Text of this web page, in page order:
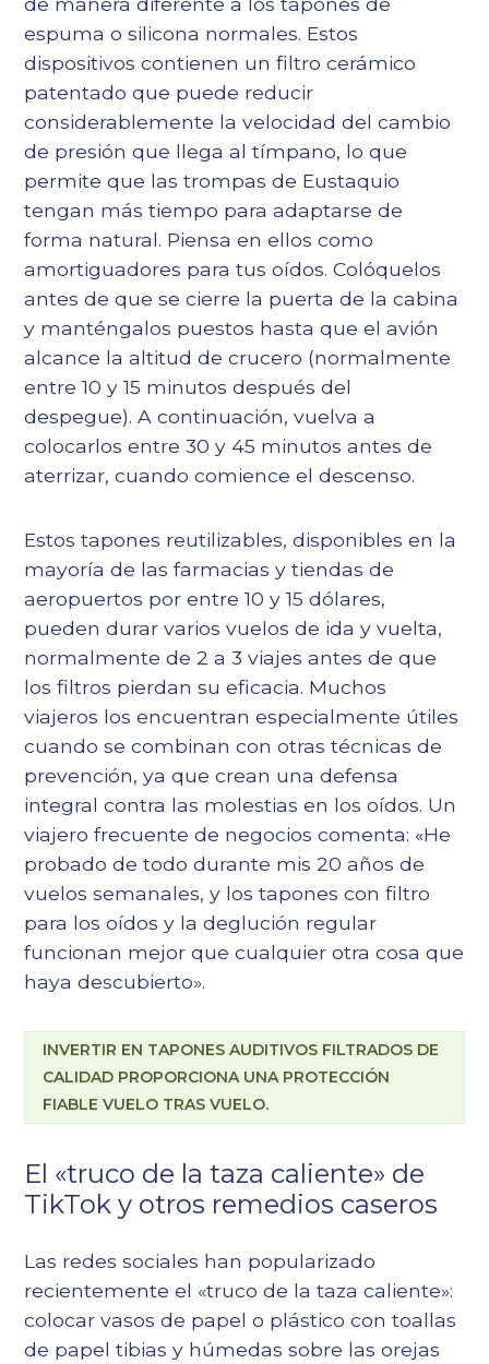
espuma o silicona normales. Estos
dispositivos contienen un filtro cerámico
patentado que puede reducir
considerablemente la velocidad del cambio
de presión que llega al tímpano, lo que
permite que las trompas de Eustaquio
tengan más tiempo para adaptarse de
forma natural. Piensa en ellos como
amortiguadores para tus oídos. Colóquelos
antes de que se cierre la puerta de la cabina
y manténgalos puestos hasta que el avión
alcance la altitud de crucero (normalmente
entre 10 y 15 minutos después del
despegue). A continuación, vuelva a
colocarlos entre 30 y 45 minutos antes de
aterrizar, cuando comience el descenso.
Estos tapones reutilizables, disponibles en la
mayoría de las farmacias y tiendas de
aeropuertos por entre 10 y 15 dólares,
pueden durar varios vuelos de ida y vuelta,
normalmente de 2 a 3 viajes antes de que
los filtros pierdan su eficacia. Muchos
viajeros los encuentran especialmente útiles
cuando se combinan con otras técnicas de
prevención, ya que crean una defensa
integral contra las molestias en los oídos. Un
viajero frecuente de negocios comenta: «He
probado de todo durante mis 20 años de
vuelos semanales, y los tapones con filtro
para los oídos y la deglución regular
funcionan mejor que cualquier otra cosa que
haya descubierto».
INVERTIR EN TAPONES AUDITIVOS FILTRADOS DE
CALIDAD PROPORCIONA UNA PROTECCIÓN
FIABLE VUELO TRAS VUELO.
El «truco de la taza caliente» de
TikTok y otros remedios caseros
Las redes sociales han popularizado
recientemente el «truco de la taza caliente»:
colocar vasos de papel o plástico con toallas
de papel tibias y húmedas sobre las orejas